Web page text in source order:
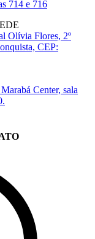
714 e 716
Olívia Flores, 2º
CEP:
Center, sala